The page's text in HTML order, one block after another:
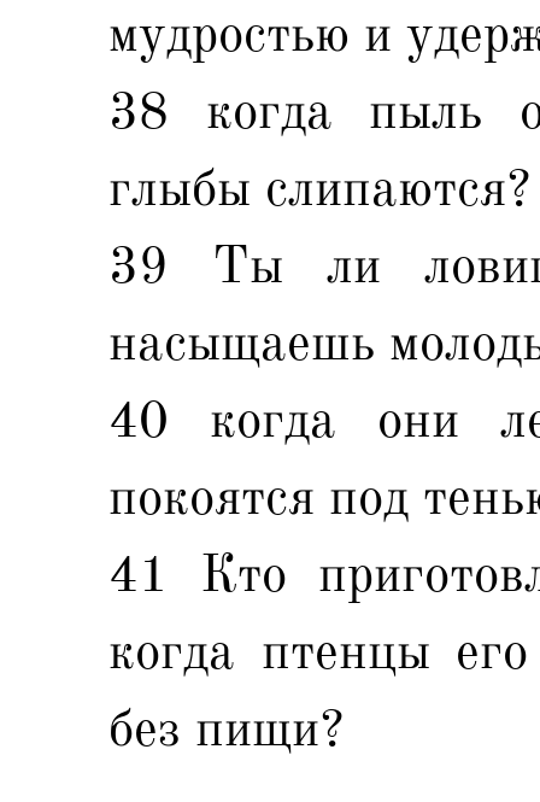
мудростью и
38 когда пыль
глыбы слипаются?
39 Ты ли
насыщаешь
40 когда они
покоятся под
41 Кто
когда птенцы
без пищи?